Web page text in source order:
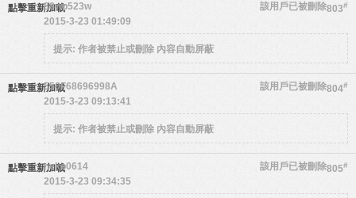
點擊重新加載 803#
88wp523w
該用戶已被刪除
2015-3-23 01:49:09
提示: 作者被禁止或刪除 內容自動屏蔽
點擊重新加載 804#
550F68696998A
該用戶已被刪除
2015-3-23 09:13:41
提示: 作者被禁止或刪除 內容自動屏蔽
點擊重新加載 805#
neko0614
該用戶已被刪除
2015-3-23 09:34:35